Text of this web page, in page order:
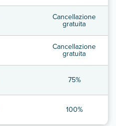
Cancellazione
gratuita
Cancellazione
gratuita
75%
100%